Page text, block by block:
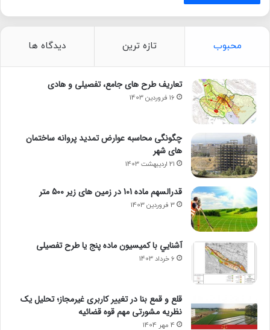
محبوب تازه ترین دیدگاه ها
تعاریف طرح های جامع، تفصیلی و هادی
16 فروردین 1403
چگونگی محاسبه عوارض تمدید پروانه ساختمان
های شهر
21 اردیبهشت 1403
قدرالسهم ماده 101 در زمین های زیر 500 متر
3 فروردین 1403
آشنايي با كميسيون ماده پنج یا طرح تفصیلی
6 خرداد 1403
قلع و قمع بنا در تغییر کاربری غیرمجاز؛ تحلیل یک
نظریه مشورتی مهم قوه قضائیه
4 مهر 1404